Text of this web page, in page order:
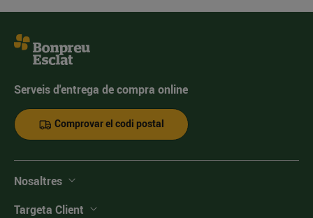
Serveis d'entrega de compra online
Comprovar el codi postal
Nosaltres
Targeta Client